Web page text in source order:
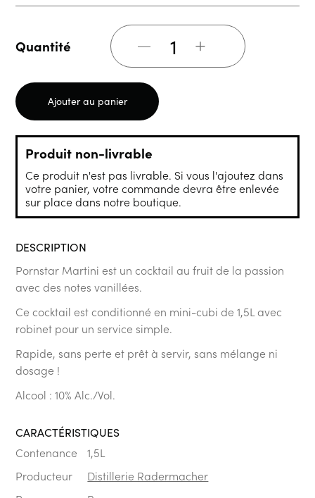
Quantité +
Ajouter au panier
Produit non-livrable
Ce produit n'est pas livrable. Si vous l'ajoutez dans
votre panier, votre commande devra être enlevée
sur place dans notre boutique.
DESCRIPTION
Pornstar Martini est un cocktail au fruit de la passion
avec des notes vanillées.
Ce cocktail est conditionné en mini-cubi de 1,5L avec
robinet pour un service simple.
Rapide, sans perte et prêt à servir, sans mélange ni
dosage !
Alcool : 10% Alc./Vol.
CARACTÉRISTIQUES
Contenance
1,5L
Producteur
Distillerie Radermacher